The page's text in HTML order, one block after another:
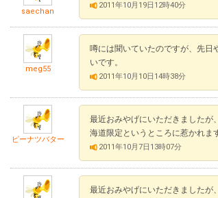
saechan
2011年10月19日12時40分
meg55
噂には聞いていたのですが、先日
いです。
2011年10月10日14時38分
ピーナツバター
最近おみやげにいただきましたが
海道限定というところに惹かれま
2011年10月7日13時07分
最近おみやげにいただきましたが